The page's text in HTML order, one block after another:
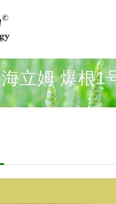
海立姆 爆根1